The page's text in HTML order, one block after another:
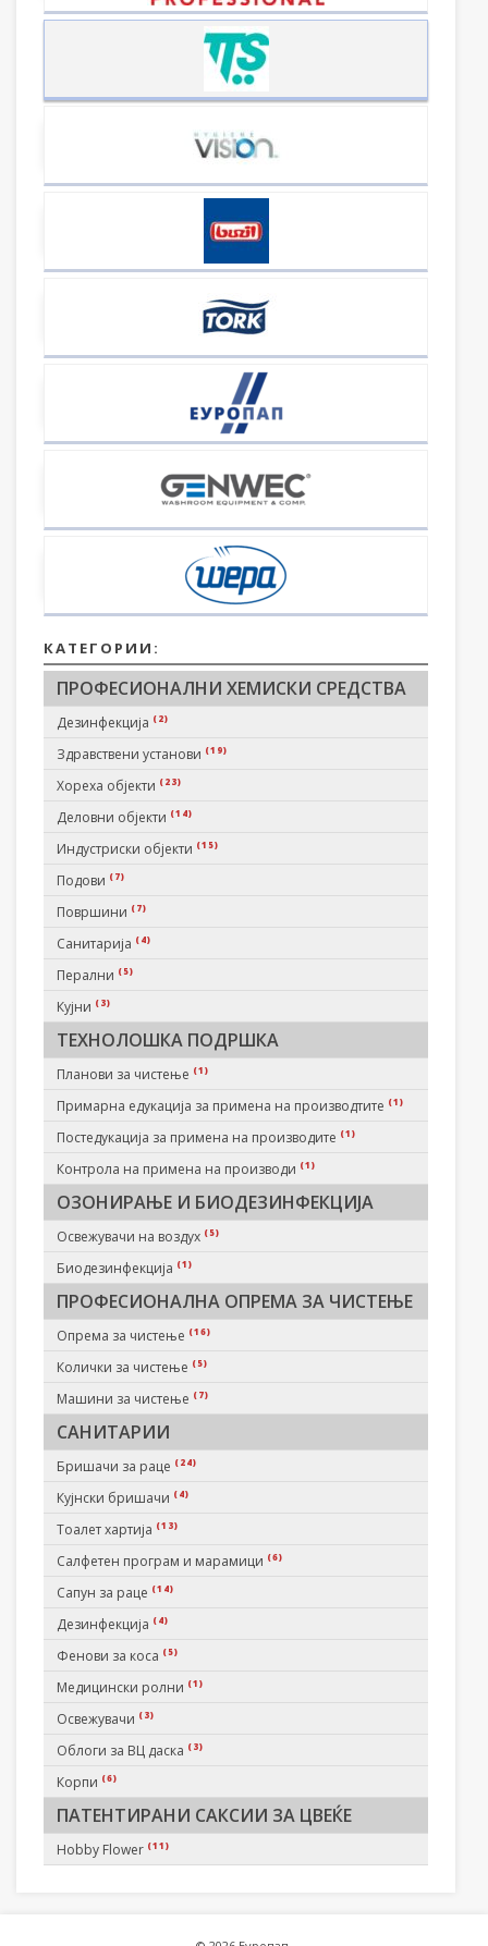
КАТЕГОРИИ:
ПРОФЕСИОНАЛНИ ХЕМИСКИ СРЕДСТВА
Дезинфекција (2)
Здравствени установи (19)
Хореха објекти (23)
Деловни објекти (14)
Индустриски објекти (15)
Подови (7)
Површини (7)
Санитарија (4)
Перални (5)
Кујни (3)
ТЕХНОЛОШКА ПОДРШКА
Планови за чистење (1)
Примарна едукација за примена на производтите (1)
Постедукација за примена на производите (1)
Контрола на примена на производи (1)
ОЗОНИРАЊЕ И БИОДЕЗИНФЕКЦИЈА
Освежувачи на воздух (5)
Биодезинфекција (1)
ПРОФЕСИОНАЛНА ОПРЕМА ЗА ЧИСТЕЊЕ
Опрема за чистење (16)
Колички за чистење (5)
Машини за чистење (7)
САНИТАРИИ
Бришачи за раце (24)
Кујнски бришачи (4)
Тоалет хартија (13)
Салфетен програм и марамици (6)
Сапун за раце (14)
Дезинфекција (4)
Фенови за коса (5)
Медицински ролни (1)
Освежувачи (3)
Облоги за ВЦ даска (3)
Корпи (6)
ПАТЕНТИРАНИ САКСИИ ЗА ЦВЕЌЕ
Hobby Flower (11)